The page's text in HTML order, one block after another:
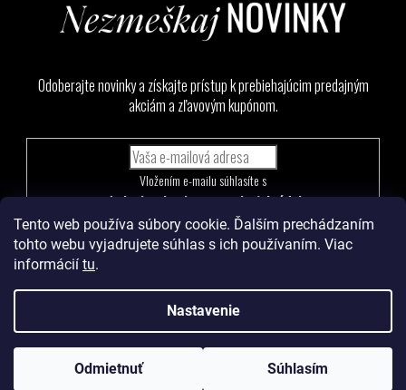
Tento web používa súbory cookie. Ďalším prechádzaním
tohto webu vyjadrujete súhlas s ich používaním. Viac
informácií tu.
Nastavenie
Odmietnuť Súhlasím
Odoberajte novinky a získajte prístup k prebiehajúcim predajným
akciám a zľavovým kupónom.
podmienkami ochrany osobných údajov
PRIHLÁSIŤ
Vytvoril Shoptet
Adatelier